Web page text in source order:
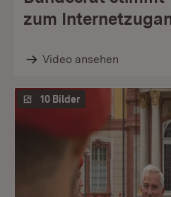
zum
Video ansehen
10 Bilder